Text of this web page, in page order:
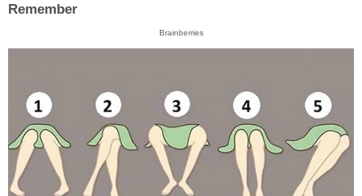
Remember
Brainberries